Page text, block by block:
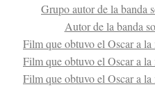
Grupo autor de la banda
Autor de la banda
Film que obtuvo el Oscar a
Film que obtuvo el Oscar a
Film que obtuvo el Oscar a